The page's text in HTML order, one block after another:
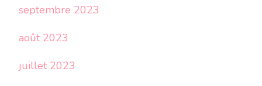
septembre 2023
août 2023
juillet 2023